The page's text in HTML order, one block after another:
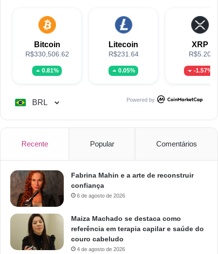
Bitcoin
R$330,506.62
0.81%
Litecoin
R$231.64
0.05%
XRP
R$5.20
-1.57%
Powered by
Recente Popular Comentários
Fabrina Mahin e a arte de reconstruir
confiança
6 de agosto de 2026
Maiza Machado se destaca como
referência em terapia capilar e saúde do
couro cabeludo
4 de agosto de 2026